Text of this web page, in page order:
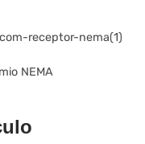
NEMA